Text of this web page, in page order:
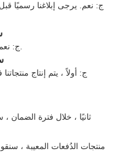
ج: نعم. يرجى إبلاغنا رسميًا قبل
س 7:
ج:
س 8:
ج: أولاً ، يتم إنتاج
ثانيًا ، خلال فترة
منتجات الدُفعات المعيبة ،